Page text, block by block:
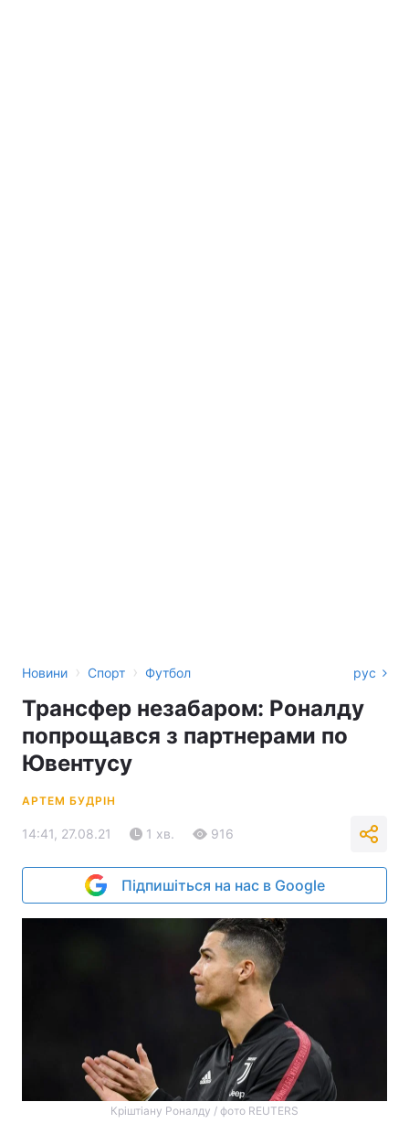
Новини › Спорт › Футбол рус
Трансфер незабаром: Роналду
попрощався з партнерами по
Ювентусу
АРТЕМ БУДРІН
14:41, 27.08.21 1 хв. 916
Підпишіться на нас в Google
Кріштіану Роналду / фото REUTERS